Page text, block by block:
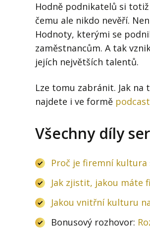
Hodně podnikatelů si
čemu ale nikdo nevěří.
Hodnoty, kterými se
zaměstnancům. A tak
jejích největších talentů.
Lze tomu zabránit. Jak
najdete i ve formě
Všechny díly
Proč je firemní
Jak zjistit, jakou máte
Jakou vnitřní kulturu
Bonusový rozhovor: